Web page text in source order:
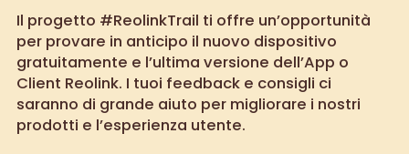
Il progetto #ReolinkTrail ti offre un’opportunità
per provare in anticipo il nuovo dispositivo
gratuitamente e l’ultima versione dell’App o
Client Reolink. I tuoi feedback e consigli ci
saranno di grande aiuto per migliorare i nostri
prodotti e l’esperienza utente.